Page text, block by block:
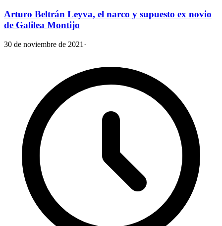
Arturo Beltrán Leyva, el narco y supuesto ex novio
de Galilea Montijo
30 de noviembre de 2021 ·